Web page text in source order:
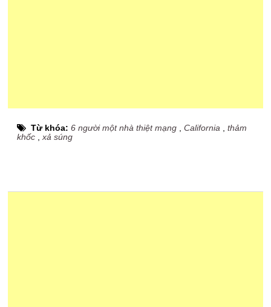
Từ khóa:6 người một nhà thiệt mạng ,California ,thảm
khốc ,xả súng